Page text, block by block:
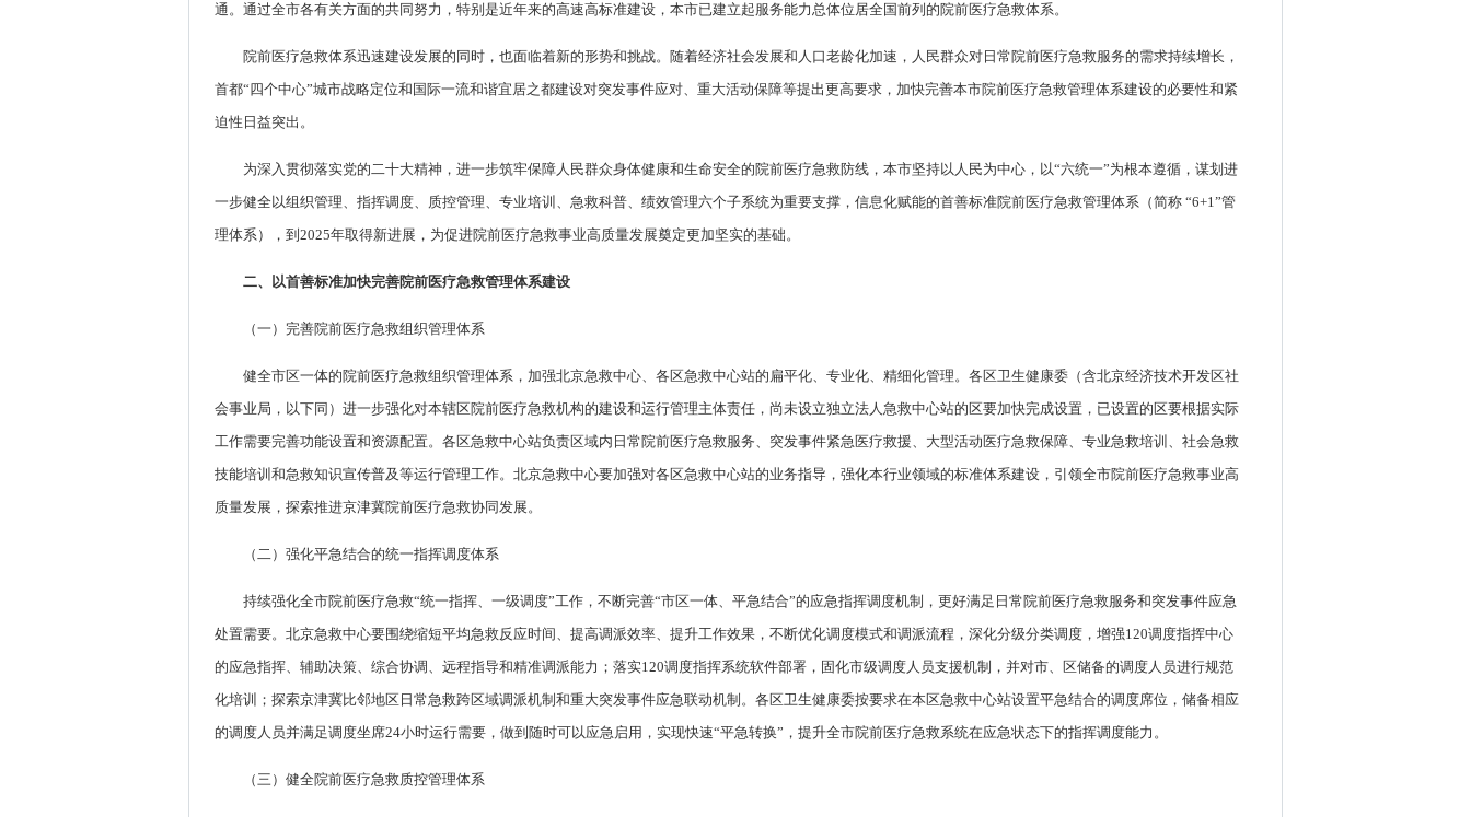
通。通过全市各有关方面的共同努力，特别是近年来的高速高标准建设，本市已建立起服务能力总体位居全国前列的院前医疗急救体系。
院前医疗急救体系迅速建设发展的同时，也面临着新的形势和挑战。随着经济社会发展和人口老龄化加速，人民群众对日常院前医疗急救服务的需求持续增长，
首都“四个中心”城市战略定位和国际一流和谐宜居之都建设对突发事件应对、重大活动保障等提出更高要求，加快完善本市院前医疗急救管理体系建设的必要性和紧
迫性日益突出。
为深入贯彻落实党的二十大精神，进一步筑牢保障人民群众身体健康和生命安全的院前医疗急救防线，本市坚持以人民为中心，以“六统一”为根本遵循，谋划进
一步健全以组织管理、指挥调度、质控管理、专业培训、急救科普、绩效管理六个子系统为重要支撑，信息化赋能的首善标准院前医疗急救管理体系（简称 “6+1”管
理体系），到2025年取得新进展，为促进院前医疗急救事业高质量发展奠定更加坚实的基础。
二、以首善标准加快完善院前医疗急救管理体系建设
（一）完善院前医疗急救组织管理体系
健全市区一体的院前医疗急救组织管理体系，加强北京急救中心、各区急救中心站的扁平化、专业化、精细化管理。各区卫生健康委（含北京经济技术开发区社
会事业局，以下同）进一步强化对本辖区院前医疗急救机构的建设和运行管理主体责任，尚未设立独立法人急救中心站的区要加快完成设置，已设置的区要根据实际
工作需要完善功能设置和资源配置。各区急救中心站负责区域内日常院前医疗急救服务、突发事件紧急医疗救援、大型活动医疗急救保障、专业急救培训、社会急救
技能培训和急救知识宣传普及等运行管理工作。北京急救中心要加强对各区急救中心站的业务指导，强化本行业领域的标准体系建设，引领全市院前医疗急救事业高
质量发展，探索推进京津冀院前医疗急救协同发展。
（二）强化平急结合的统一指挥调度体系
持续强化全市院前医疗急救“统一指挥、一级调度”工作，不断完善“市区一体、平急结合”的应急指挥调度机制，更好满足日常院前医疗急救服务和突发事件应急
处置需要。北京急救中心要围绕缩短平均急救反应时间、提高调派效率、提升工作效果，不断优化调度模式和调派流程，深化分级分类调度，增强120调度指挥中心
的应急指挥、辅助决策、综合协调、远程指导和精准调派能力；落实120调度指挥系统软件部署，固化市级调度人员支援机制，并对市、区储备的调度人员进行规范
化培训；探索京津冀比邻地区日常急救跨区域调派机制和重大突发事件应急联动机制。各区卫生健康委按要求在本区急救中心站设置平急结合的调度席位，储备相应
的调度人员并满足调度坐席24小时运行需要，做到随时可以应急启用，实现快速“平急转换”，提升全市院前医疗急救系统在应急状态下的指挥调度能力。
（三）健全院前医疗急救质控管理体系